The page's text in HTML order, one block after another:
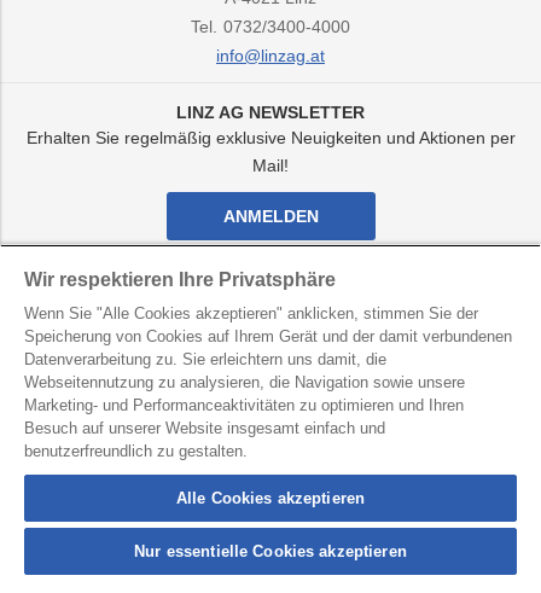
Tel. 0732/3400-4000
info@linzag.at
LINZ AG NEWSLETTER
Erhalten Sie regelmäßig exklusive Neuigkeiten und Aktionen per
Mail!
ANMELDEN
Facebook
von
LINZ
AG
Twitter
Kanal
von
LINZ
AG
Youtube
von
LINZ
AG
von
LINZ
AG
LINZ AG für Energie, Telekommunikation, Verkehr und
Kommunale Dienste
Kontakt Datenschutz
Barrierefreiheit
Impressum
connection
Wir respektieren Ihre Privatsphäre
Wenn Sie "Alle Cookies akzeptieren" anklicken, stimmen Sie der
Speicherung von Cookies auf Ihrem Gerät und der damit verbundenen
Datenverarbeitung zu. Sie erleichtern uns damit, die
Webseitennutzung zu analysieren, die Navigation sowie unsere
Marketing- und Performanceaktivitäten zu optimieren und Ihren
Besuch auf unserer Website insgesamt einfach und
benutzerfreundlich zu gestalten.
Alle Cookies akzeptieren
Nur essentielle Cookies akzeptieren